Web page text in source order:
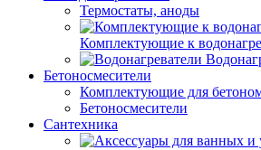
Термостаты, аноды
Комплектующие к
Бетоносмесители
Комплектующие для
Бетоносмесители
Сантехника